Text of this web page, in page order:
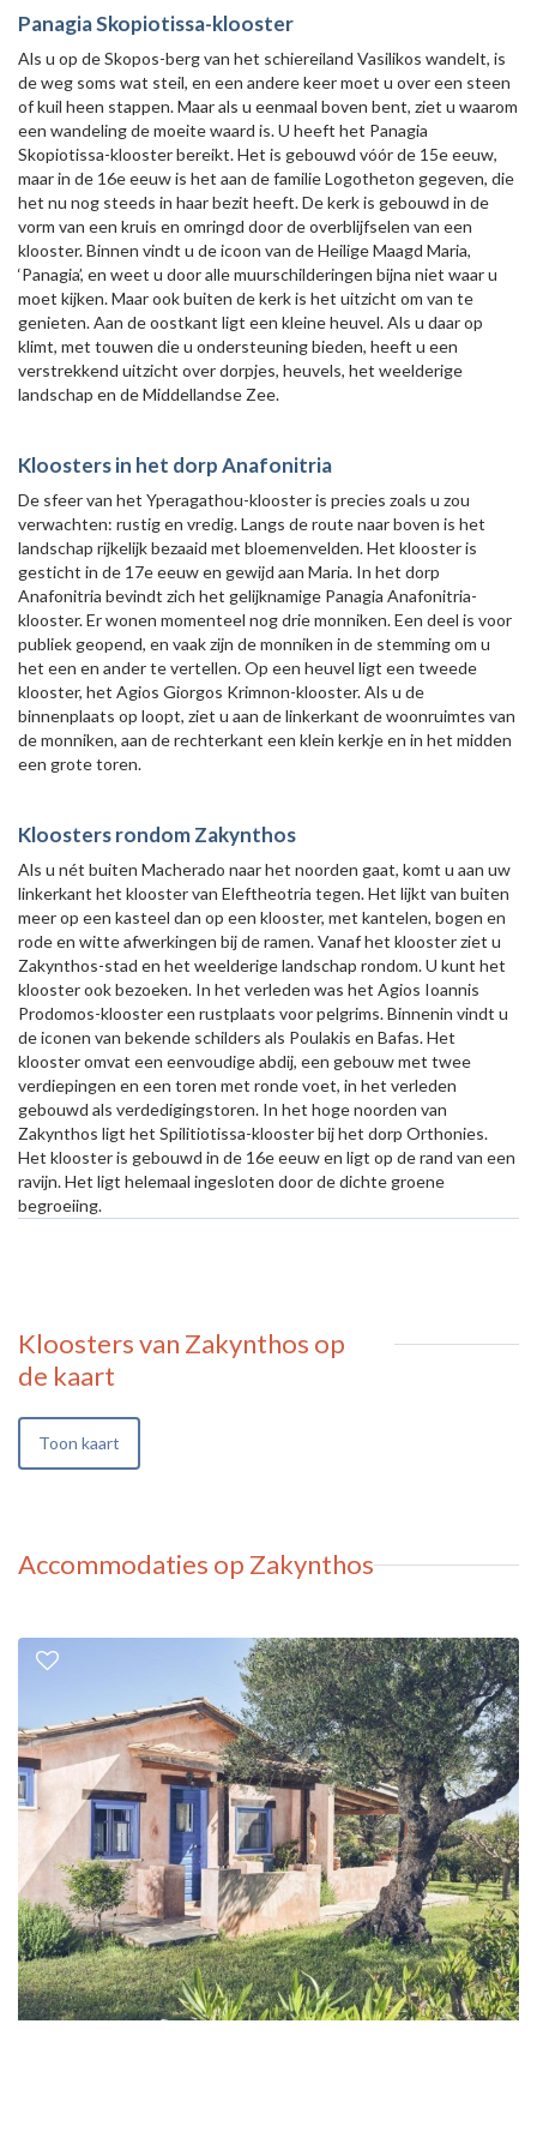
Panagia Skopiotissa-klooster
Als u op de Skopos-berg van het schiereiland Vasilikos wandelt, is
de weg soms wat steil, en een andere keer moet u over een steen
of kuil heen stappen. Maar als u eenmaal boven bent, ziet u waarom
een wandeling de moeite waard is. U heeft het Panagia
Skopiotissa-klooster bereikt. Het is gebouwd vóór de 15e eeuw,
maar in de 16e eeuw is het aan de familie Logotheton gegeven, die
het nu nog steeds in haar bezit heeft. De kerk is gebouwd in de
vorm van een kruis en omringd door de overblijfselen van een
klooster. Binnen vindt u de icoon van de Heilige Maagd Maria,
‘Panagia’, en weet u door alle muurschilderingen bijna niet waar u
moet kijken. Maar ook buiten de kerk is het uitzicht om van te
genieten. Aan de oostkant ligt een kleine heuvel. Als u daar op
klimt, met touwen die u ondersteuning bieden, heeft u een
verstrekkend uitzicht over dorpjes, heuvels, het weelderige
landschap en de Middellandse Zee.
Kloosters in het dorp Anafonitria
De sfeer van het Yperagathou-klooster is precies zoals u zou
verwachten: rustig en vredig. Langs de route naar boven is het
landschap rijkelijk bezaaid met bloemenvelden. Het klooster is
gesticht in de 17e eeuw en gewijd aan Maria. In het dorp
Anafonitria bevindt zich het gelijknamige Panagia Anafonitria-
klooster. Er wonen momenteel nog drie monniken. Een deel is voor
publiek geopend, en vaak zijn de monniken in de stemming om u
het een en ander te vertellen. Op een heuvel ligt een tweede
klooster, het Agios Giorgos Krimnon-klooster. Als u de
binnenplaats op loopt, ziet u aan de linkerkant de woonruimtes van
de monniken, aan de rechterkant een klein kerkje en in het midden
een grote toren.
Kloosters rondom Zakynthos
Als u nét buiten Macherado naar het noorden gaat, komt u aan uw
linkerkant het klooster van Eleftheotria tegen. Het lijkt van buiten
meer op een kasteel dan op een klooster, met kantelen, bogen en
rode en witte afwerkingen bij de ramen. Vanaf het klooster ziet u
Zakynthos-stad en het weelderige landschap rondom. U kunt het
klooster ook bezoeken. In het verleden was het Agios Ioannis
Prodomos-klooster een rustplaats voor pelgrims. Binnenin vindt u
de iconen van bekende schilders als Poulakis en Bafas. Het
klooster omvat een eenvoudige abdij, een gebouw met twee
verdiepingen en een toren met ronde voet, in het verleden
gebouwd als verdedigingstoren. In het hoge noorden van
Zakynthos ligt het Spilitiotissa-klooster bij het dorp Orthonies.
Het klooster is gebouwd in de 16e eeuw en ligt op de rand van een
ravijn. Het ligt helemaal ingesloten door de dichte groene
begroeiing.
Kloosters van Zakynthos op
de kaart
Toon kaart
Accommodaties op Zakynthos